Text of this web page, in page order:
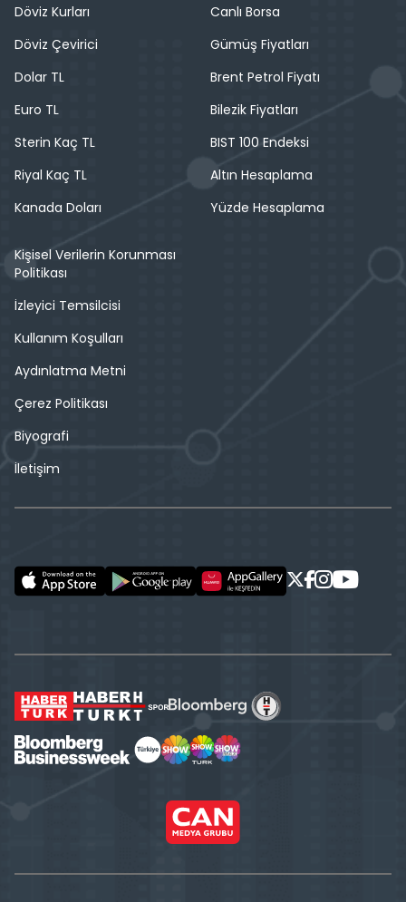
Döviz Kurları
Döviz Çevirici
Dolar TL
Euro TL
Sterin Kaç TL
Riyal Kaç TL
Kanada Doları
Canlı Borsa
Gümüş Fiyatları
Brent Petrol Fiyatı
Bilezik Fiyatları
BIST 100 Endeksi
Altın Hesaplama
Yüzde Hesaplama
Kişisel Verilerin Korunması
Politikası
İzleyici Temsilcisi
Kullanım Koşulları
Aydınlatma Metni
Çerez Politikası
Biyografi
İletişim